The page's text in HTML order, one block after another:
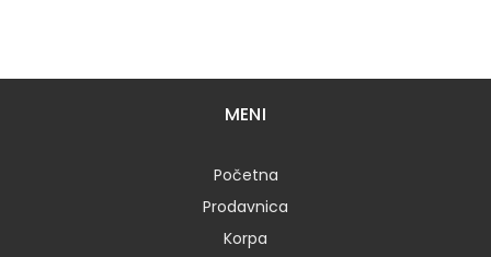
MENI
Početna
Prodavnica
Korpa